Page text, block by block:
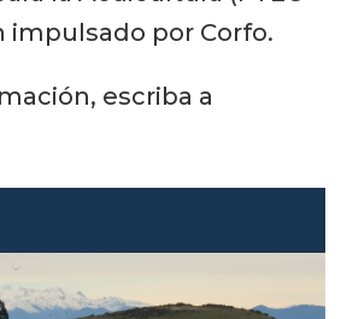
impulsado por Corfo.
escriba a